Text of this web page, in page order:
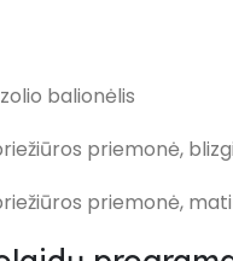
balionėlis
priemonė,
priemonė,